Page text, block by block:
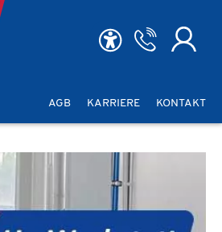
AGB KARRIERE KONTAKT